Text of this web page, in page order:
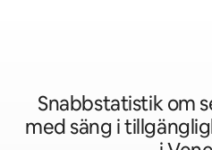
Snabbstatistik om
med säng i